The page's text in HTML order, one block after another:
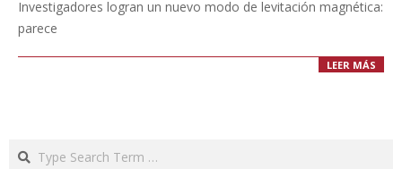
Investigadores logran un nuevo modo de levitación magnética:
parece
LEER MÁS
Search